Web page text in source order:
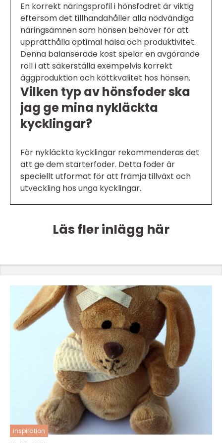
En korrekt näringsprofil i hönsfodret är viktig
eftersom det tillhandahåller alla nödvändiga
näringsämnen som hönsen behöver för att
upprätthålla optimal hälsa och produktivitet.
Denna balanserade kost spelar en avgörande
roll i att säkerställa exempelvis korrekt
äggproduktion och köttkvalitet hos hönsen.
Vilken typ av hönsfoder ska
jag ge mina nykläckta
kycklingar?
För nykläckta kycklingar rekommenderas det
att ge dem starterfoder. Detta foder är
speciellt utformat för att främja tillväxt och
utveckling hos unga kycklingar.
Läs fler inlägg här
inspiration